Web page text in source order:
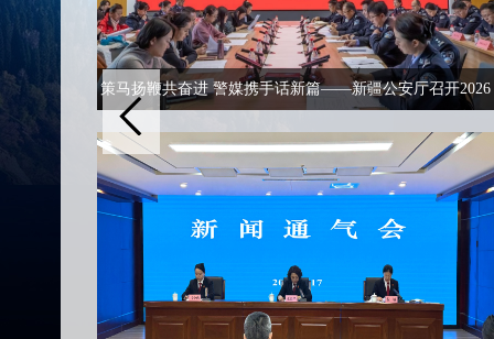
”涉企行 策马扬鞭共奋进 警媒携手话新篇——新疆公安厅召开2026
年警媒恳谈会